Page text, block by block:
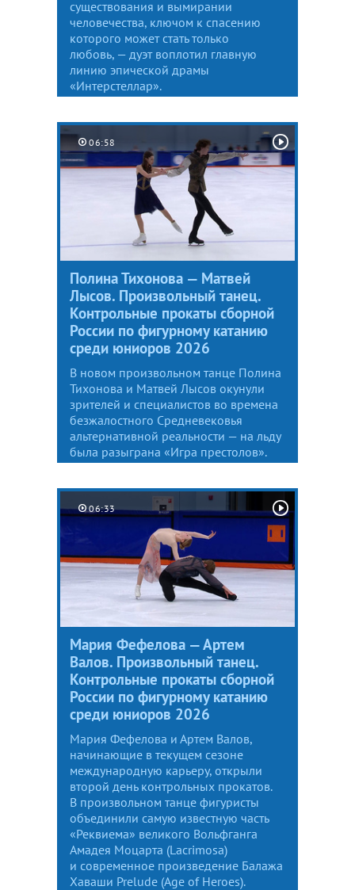
существования и вымирании
человечества, ключом к спасению
которого может стать только
любовь, — дуэт воплотил главную
линию эпической драмы
«Интерстеллар».
06:58
Полина Тихонова — Матвей
Лысов. Произвольный танец.
Контрольные прокаты сборной
России по фигурному катанию
среди юниоров 2026
В новом произвольном танце Полина
Тихонова и Матвей Лысов окунули
зрителей и специалистов во времена
безжалостного Средневековья
альтернативной реальности — на льду
была разыграна «Игра престолов».
06:33
Мария Фефелова — Артем
Валов. Произвольный танец.
Контрольные прокаты сборной
России по фигурному катанию
среди юниоров 2026
Мария Фефелова и Артем Валов,
начинающие в текущем сезоне
международную карьеру, открыли
второй день контрольных прокатов.
В произвольном танце фигуристы
объединили самую известную часть
«Реквиема» великого Вольфганга
Амадея Моцарта (Lacrimosa)
и современное произведение Балажа
Хаваши Prelude (Age of Heroes).